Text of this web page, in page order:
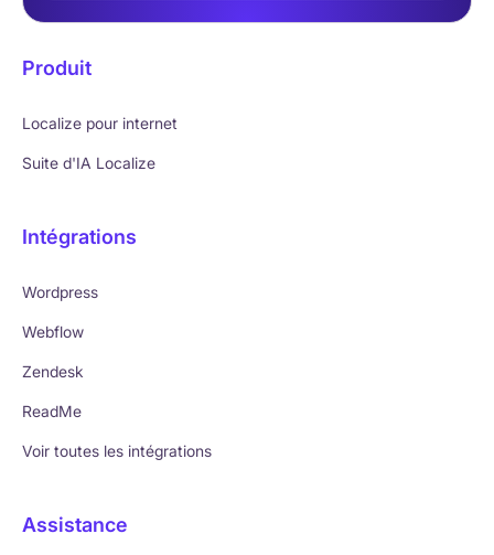
Produit
Localize pour internet
Suite d'IA Localize
Intégrations
Wordpress
Webflow
Zendesk
ReadMe
Voir toutes les intégrations
Assistance